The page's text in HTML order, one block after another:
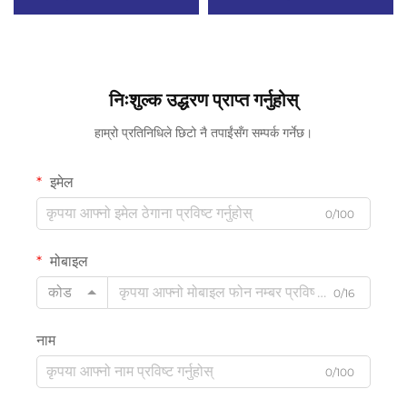
निःशुल्क उद्धरण प्राप्त गर्नुहोस्
हाम्रो प्रतिनिधिले छिटो नै तपाईंसँग सम्पर्क गर्नेछ।
इमेल
0/100
मोबाइल
कोड
0/16
नाम
0/100